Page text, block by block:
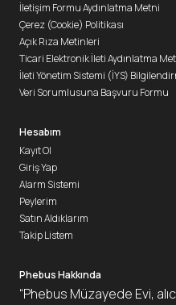
Phebus Hakkında
“Phebus Müzayede Evi,
İletişim Formu Aydınlatma Metni
Çerez (Cookie) Politikası
Açık Rıza Metinleri
Ticari Elektronik İleti Aydınlatma
İleti Yönetim Sistemi (İYS)
Veri Sorumlusuna Başvuru Formu
Hesabım
Kayıt Ol
Giriş Yap
Alarm Sistemi
Peylerim
Satın Aldıklarım
Takip Listem